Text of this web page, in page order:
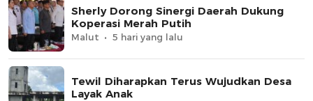
Sherly Dorong Sinergi Daerah Dukung
Koperasi Merah Putih
Malut 5 hari yang lalu
Tewil Diharapkan Terus Wujudkan Desa
Layak Anak